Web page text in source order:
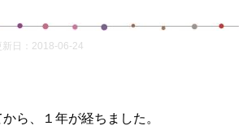
日： 2018-06-24
ら、１年が経ちました。